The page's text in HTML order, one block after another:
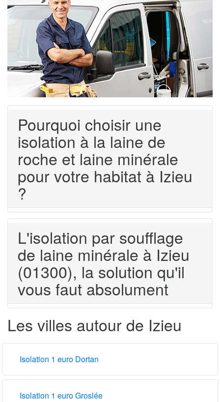
Pourquoi choisir une
isolation à la laine de
roche et laine minérale
pour votre habitat à Izieu
?
L'isolation par soufflage
de laine minérale à Izieu
(01300), la solution qu'il
vous faut absolument
Les villes autour de Izieu
Isolation 1 euro Dortan
Isolation 1 euro Groslée